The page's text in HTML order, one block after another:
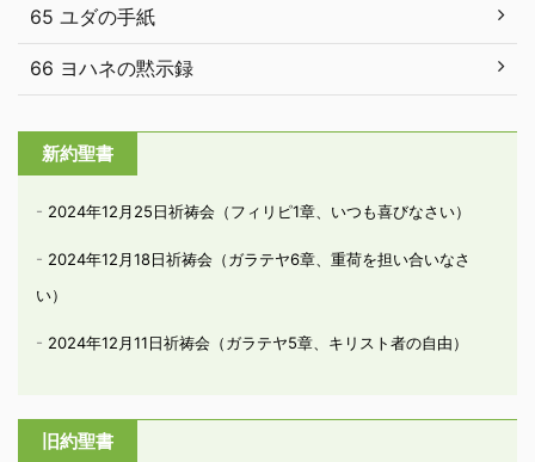
65 ユダの手紙
66 ヨハネの黙示録
新約聖書
2024年12月25日祈祷会（フィリピ1章、いつも喜びなさい）
2024年12月18日祈祷会（ガラテヤ6章、重荷を担い合いなさ
い）
2024年12月11日祈祷会（ガラテヤ5章、キリスト者の自由）
旧約聖書